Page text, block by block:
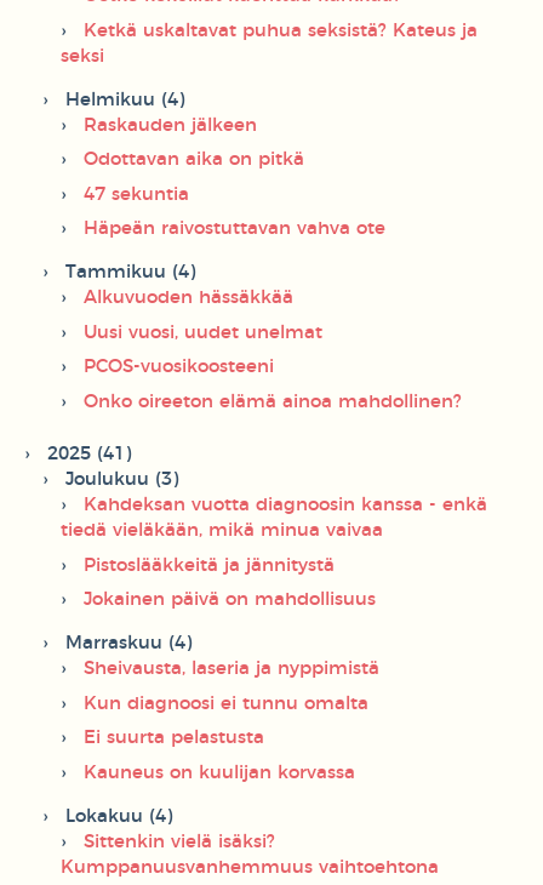
Ketkä uskaltavat puhua seksistä? Kateus ja
seksi
Helmikuu (4)
Raskauden jälkeen
Odottavan aika on pitkä
47 sekuntia
Häpeän raivostuttavan vahva ote
Tammikuu (4)
Alkuvuoden hässäkkää
Uusi vuosi, uudet unelmat
PCOS-vuosikoosteeni
Onko oireeton elämä ainoa mahdollinen?
2025 (41)
Joulukuu (3)
Kahdeksan vuotta diagnoosin kanssa - enkä
tiedä vieläkään, mikä minua vaivaa
Pistoslääkkeitä ja jännitystä
Jokainen päivä on mahdollisuus
Marraskuu (4)
Sheivausta, laseria ja nyppimistä
Kun diagnoosi ei tunnu omalta
Ei suurta pelastusta
Kauneus on kuulijan korvassa
Lokakuu (4)
Sittenkin vielä isäksi?
Kumppanuusvanhemmuus vaihtoehtona